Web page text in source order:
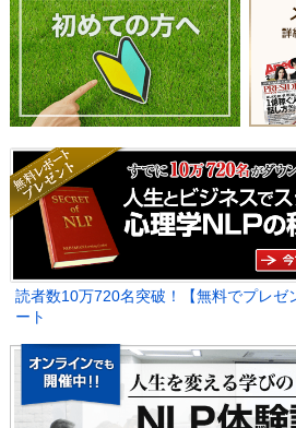
読者数10万720名突破！【無料でプレゼ
ート